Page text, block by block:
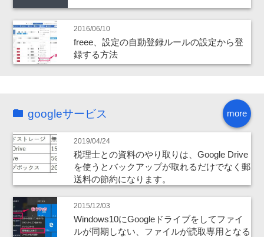
2016/06/10
freee、設定の自動登録ルールの設定から登
録する方法
more
googleサービス
2019/04/24
税理士との資料のやり取りは、Google Drive
を使うとバックアップが取れるだけでなく郵
送料の節約になります。
2015/12/03
Windows10にGoogleドライブをしてファイ
ルが同期しない、ファイルが読取専用となる